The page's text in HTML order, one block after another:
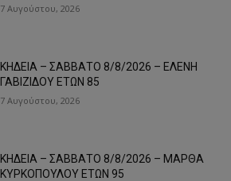
7 Αυγούστου, 2026
ΚΗΔΕΙΑ – ΣΑΒΒΑΤΟ 8/8/2026 – ΕΛΕΝΗ
ΓΑΒΙΖΙΔΟΥ ΕΤΩΝ 85
7 Αυγούστου, 2026
ΚΗΔΕΙΑ – ΣΑΒΒΑΤΟ 8/8/2026 – ΜΑΡΘΑ
ΚΥΡΚΟΠΟΥΛΟΥ ΕΤΩΝ 95